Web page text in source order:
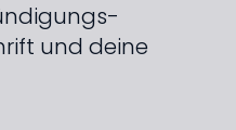
und deine